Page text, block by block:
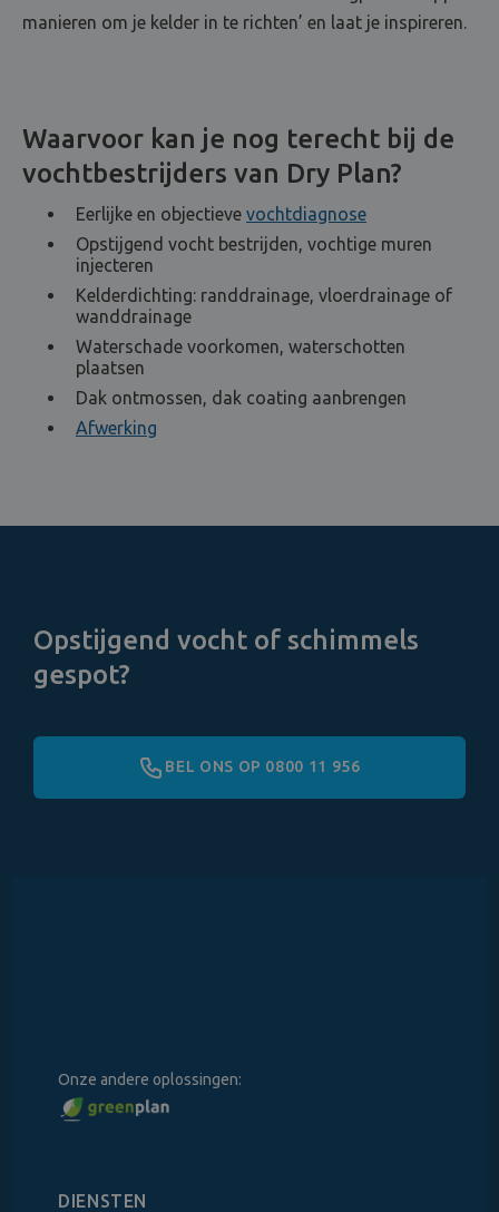
manieren om je kelder in te richten’ en laat je inspireren.
Waarvoor kan je nog terecht bij de
vochtbestrijders van Dry Plan?
Eerlijke en objectieve vochtdiagnose
Opstijgend vocht bestrijden, vochtige muren
injecteren
Kelderdichting: randdrainage, vloerdrainage of
wanddrainage
Waterschade voorkomen, waterschotten
plaatsen
Dak ontmossen, dak coating aanbrengen
Afwerking
Opstijgend vocht of schimmels
gespot?
BEL ONS OP 0800 11 956
Onze andere oplossingen:
DIENSTEN